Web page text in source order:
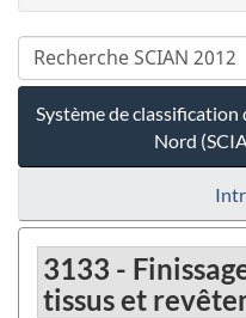
Système de
Nord
3133 -
tissus et